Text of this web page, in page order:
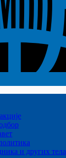
и других тела